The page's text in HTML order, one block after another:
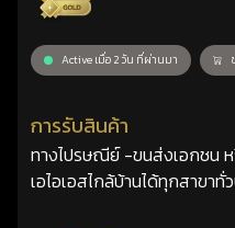
Active เมื่อ 2 วัน ที่ผ่านมา
การรับสินค้า
ทางไปรษณีย์ -ขนส่งเอกชน
เอไอเอสไกล้บ้านได้ทุกสาขาทั่